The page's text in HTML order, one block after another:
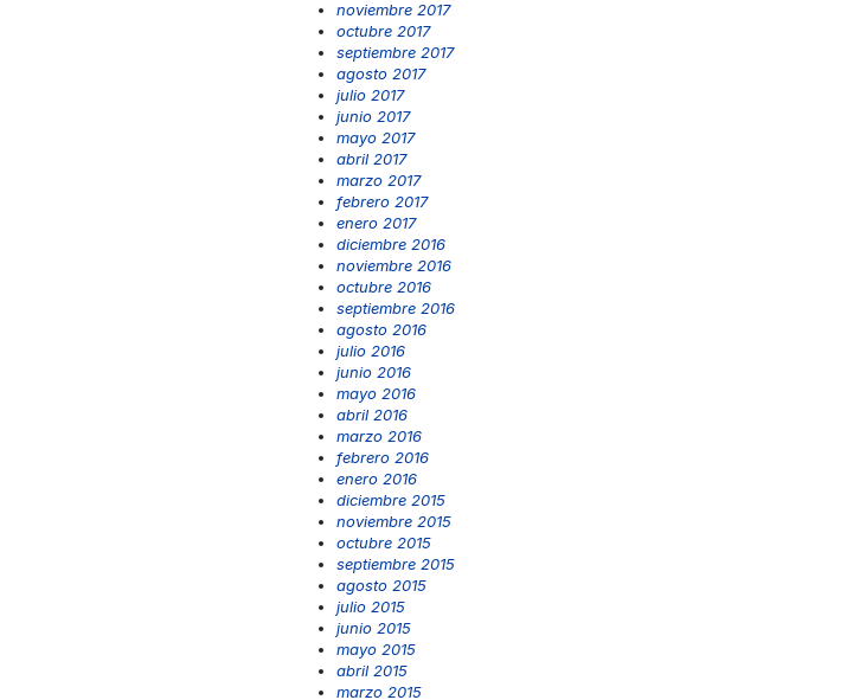
noviembre 2017
octubre 2017
septiembre 2017
agosto 2017
julio 2017
junio 2017
mayo 2017
abril 2017
marzo 2017
febrero 2017
enero 2017
diciembre 2016
noviembre 2016
octubre 2016
septiembre 2016
agosto 2016
julio 2016
junio 2016
mayo 2016
abril 2016
marzo 2016
febrero 2016
enero 2016
diciembre 2015
noviembre 2015
octubre 2015
septiembre 2015
agosto 2015
julio 2015
junio 2015
mayo 2015
abril 2015
marzo 2015